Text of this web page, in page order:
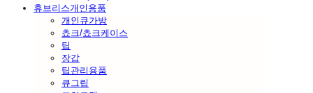
휴브리스개인용품
개인큐가방
쵸크/쵸크케이스
팁
장갑
팁관리용품
큐그립